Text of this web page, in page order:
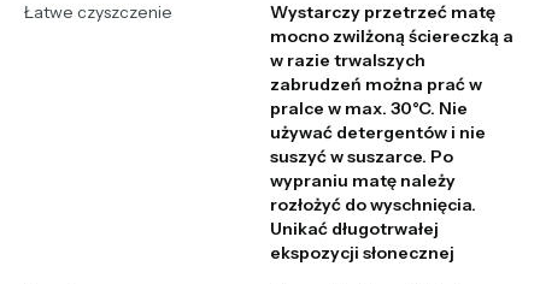
Łatwe czyszczenie
Wystarczy przetrzeć matę
mocno zwilżoną ściereczką a
w razie trwalszych
zabrudzeń można prać w
pralce w max. 30°C. Nie
używać detergentów i nie
suszyć w suszarce. Po
wypraniu matę należy
rozłożyć do wyschnięcia.
Unikać długotrwałej
ekspozycji słonecznej